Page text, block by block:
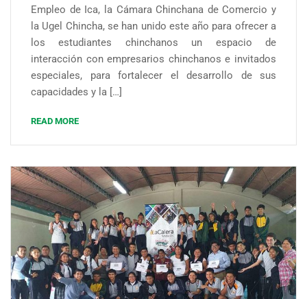
Empleo de Ica, la Cámara Chinchana de Comercio y
la Ugel Chincha, se han unido este año para ofrecer a
los estudiantes chinchanos un espacio de
interacción con empresarios chinchanos e invitados
especiales, para fortalecer el desarrollo de sus
capacidades y la […]
READ MORE